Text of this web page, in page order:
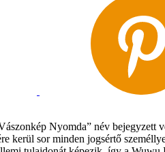
Nyomda” név bejegyzett
kerül sor minden jogsértő